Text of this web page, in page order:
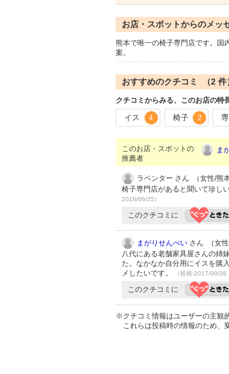
お店・スポットからのメッ
熊本で唯一の椅子専門店です。国
案。
おすすめのクチコミ （2 件
クチコミからみる、このお店の特
イス 4 椅子 2
このお店・スポットの
推薦者
ま
ラベンター さん （女性/熊
椅子専門店があると聞いて珍し
2018/06/25）
このクチコミに
まがりせんべい さん （女性
八代にある老舗家具屋さんの姉
た。なかなか自分用にイスを購
メしたいです。
（投稿:2017/09/
このクチコミに
※クチコミ情報はユーザーの主観
これらは投稿時の情報のため、